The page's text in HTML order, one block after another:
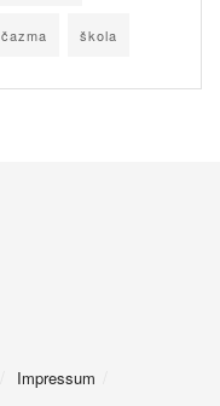
čazma škola
Impressum